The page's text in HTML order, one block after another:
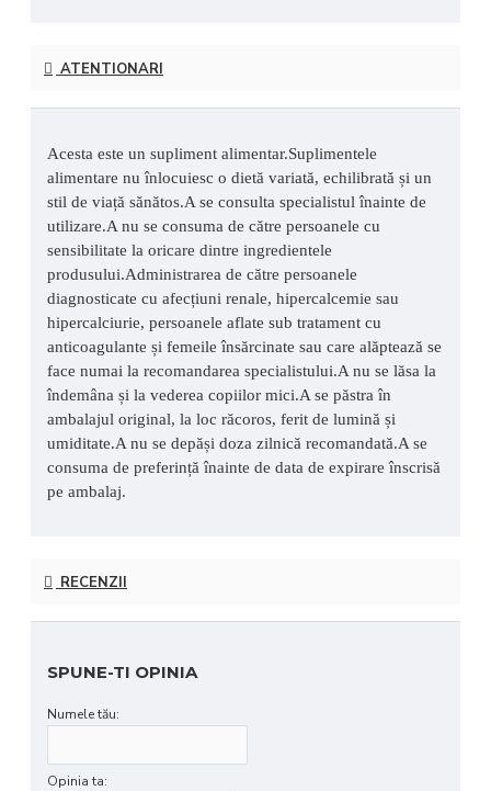
ATENTIONARI
Acesta este un supliment alimentar.Suplimentele
alimentare nu înlocuiesc o dietă variată, echilibrată și un
stil de viață sănătos.A se consulta specialistul înainte de
utilizare.A nu se consuma de către persoanele cu
sensibilitate la oricare dintre ingredientele
produsului.Administrarea de către persoanele
diagnosticate cu afecțiuni renale, hipercalcemie sau
hipercalciurie, persoanele aflate sub tratament cu
anticoagulante și femeile însărcinate sau care alăptează se
face numai la recomandarea specialistului.A nu se lăsa la
îndemâna și la vederea copiilor mici.A se păstra în
ambalajul original, la loc răcoros, ferit de lumină și
umiditate.A nu se depăși doza zilnică recomandată.A se
consuma de preferință înainte de data de expirare înscrisă
pe ambalaj.
RECENZII
SPUNE-TI OPINIA
Numele tău:
Opinia ta: